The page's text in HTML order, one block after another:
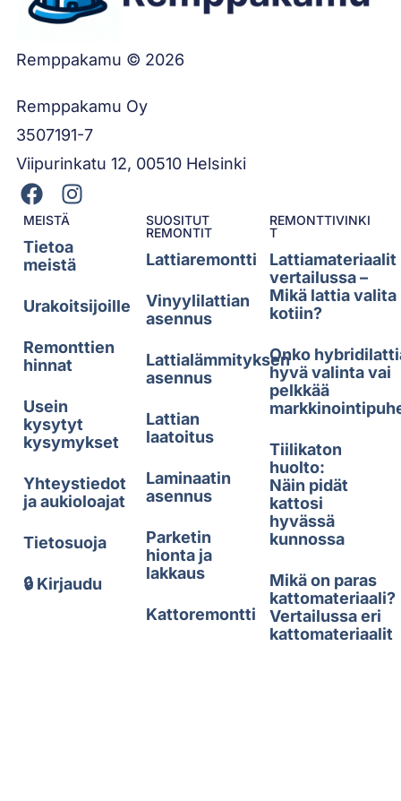
Remppakamu © 2026
Remppakamu Oy
3507191-7
Viipurinkatu 12, 00510 Helsinki
MEISTÄ
Tietoa
meistä
Urakoitsijoille
Remonttien
hinnat
Usein
kysytyt
kysymykset
Yhteystiedot
ja aukioloajat
Tietosuoja
🔒 Kirjaudu
SUOSITUT
REMONTIT
Lattiaremontti
Vinyylilattian
asennus
Lattialämmityksen
asennus
Lattian
laatoitus
Laminaatin
asennus
Parketin
hionta ja
lakkaus
Kattoremontti
REMONTTIVINKI
T
Lattiamateriaalit
vertailussa –
Mikä lattia valita
kotiin?
Onko
hyvä valinta vai
pelkkää
Tiilikaton
huolto:
Näin pidät
kattosi
hyvässä
kunnossa
Mikä on paras
kattomateriaali?
Vertailussa eri
kattomateriaalit